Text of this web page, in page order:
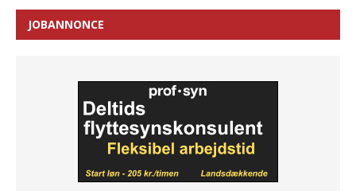
JOBANNONCE